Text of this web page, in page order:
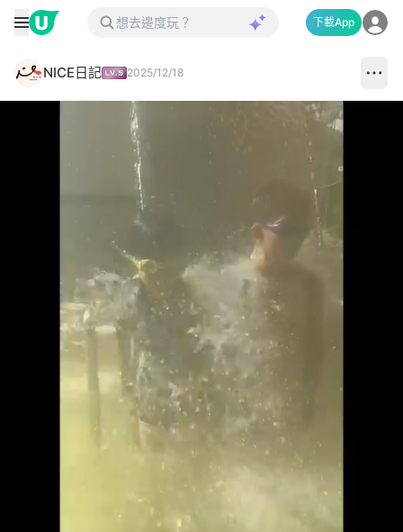
下載App
NICE日記 2025/12/18